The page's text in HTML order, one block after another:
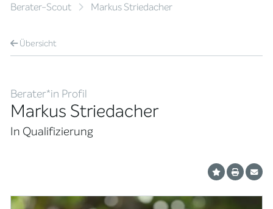
Berater-Scout Markus Striedacher
Übersicht
Berater*in Profil
Markus Striedacher
In Qualifizierung